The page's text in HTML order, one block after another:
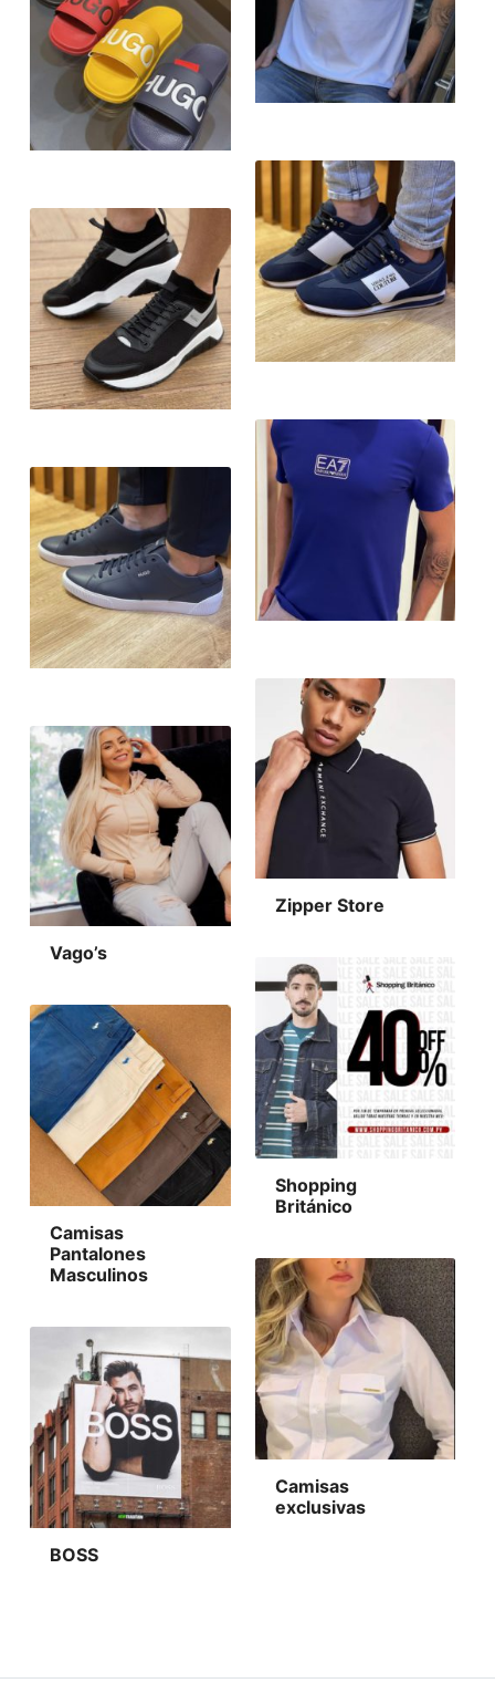
Zipper Store
Vago’s
Shopping
Británico
Camisas
Pantalones
Masculinos
Camisas
exclusivas
BOSS